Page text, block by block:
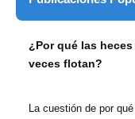
¿Por qué las
veces flotan?
La cuestión de por